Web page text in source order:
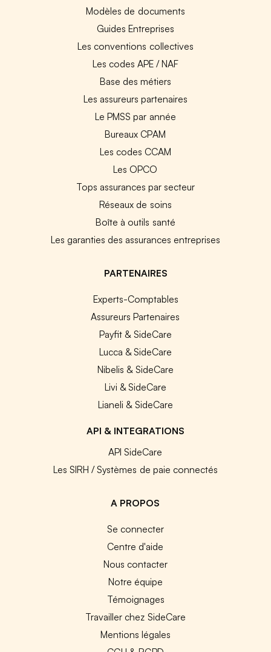
Modèles de documents
Guides Entreprises
Les conventions collectives
Les codes APE / NAF
Base des métiers
Les assureurs partenaires
Le PMSS par année
Bureaux CPAM
Les codes CCAM
Les OPCO
Tops assurances par secteur
Réseaux de soins
Boîte à outils santé
Les garanties des assurances entreprises
PARTENAIRES
Experts-Comptables
Assureurs Partenaires
Payfit & SideCare
Lucca & SideCare
Nibelis & SideCare
Livi & SideCare
Lianeli & SideCare
API & INTEGRATIONS
API SideCare
Les SIRH / Systèmes de paie connectés
A PROPOS
Se connecter
Centre d'aide
Nous contacter
Notre équipe
Témoignages
Travailler chez SideCare
Mentions légales